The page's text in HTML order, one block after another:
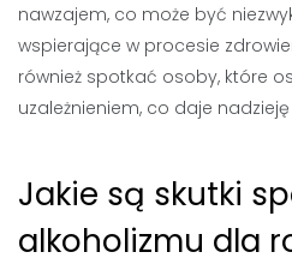
nawzajem, co może być
wspierające w procesie
również spotkać osoby, które
uzależnieniem, co daje
Jakie są skutki
alkoholizmu dla